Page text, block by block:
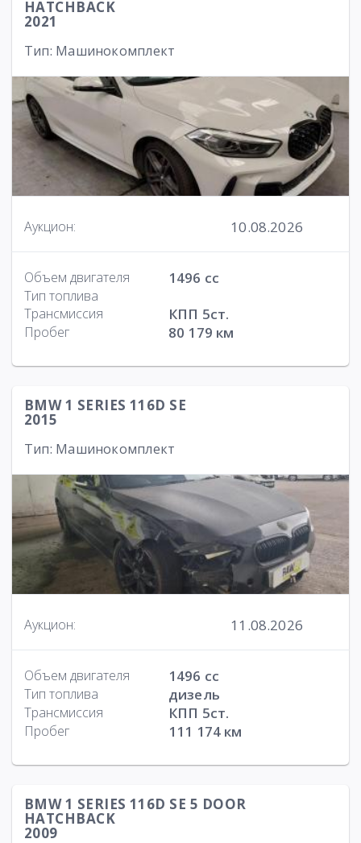
HATCHBACK
2021
Тип: Машинокомплект
Аукцион: 10.08.2026
Объем двигателя 1496 cc
Тип топлива
Трансмиссия
КПП 5ст.
Пробег 80 179 км
BMW 1 SERIES 116D SE
2015
Тип: Машинокомплект
Аукцион: 11.08.2026
Объем двигателя 1496 cc
Тип топлива дизель
Трансмиссия КПП 5ст.
Пробег 111 174 км
BMW 1 SERIES 116D SE 5 DOOR
HATCHBACK
2009